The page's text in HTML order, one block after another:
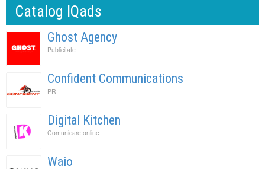
Catalog IQads
Ghost Agency
Publicitate
Confident Communications
PR
Digital Kitchen
Comunicare online
Waio